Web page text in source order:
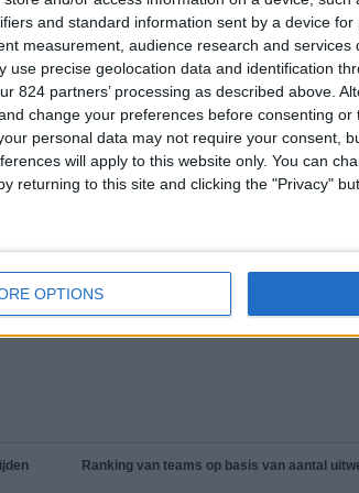
and standard information sent by a device
measurement, audience research and services
use precise geolocation data and identification
824 partners’ processing as described above.
change your preferences before consenting or
personal data may not require your consent,
will apply to this website only. You can
returning to this site and clicking the "Privacy"
OPTIONS
TOTAAL
23
Total
Bekijk volledige ranglijst
Ranking van teams op basis van aantal